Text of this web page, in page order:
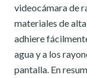
videocámara de
materiales de
adhiere
agua y a los
pantalla. En